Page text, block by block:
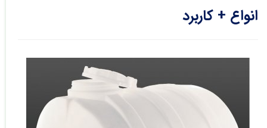
انواع + کاربرد